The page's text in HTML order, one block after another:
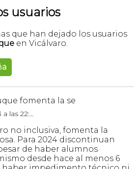
usuarios
que han dejado los usuarios
en Vicálvaro.
fomenta la se
El 5/7/2023 a las 22:43
no inclusiva, fomenta la
Para 2024 discontinuan
de haber alumnos
desde hace al menos 6